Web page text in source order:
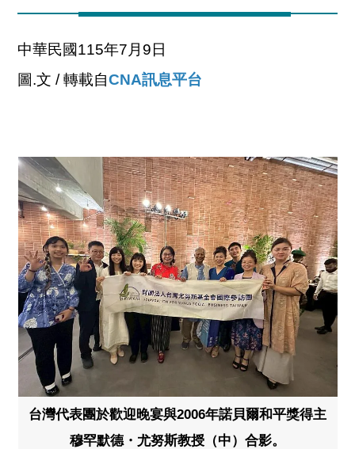
中華民國115年7月9日
圖.文 / 轉載自CNA訊息平台
台灣代表團於歡迎晚宴與2006年諾貝爾和平獎得主
穆罕默德・尤努斯教授（中）合影。